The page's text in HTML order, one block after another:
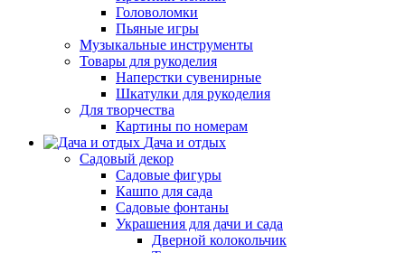
Головоломки
Пьяные игры
Музыкальные инструменты
Товары для рукоделия
Наперстки сувенирные
Шкатулки для рукоделия
Для творчества
Картины по номерам
Дача и отдых
Садовый декор
Садовые фигуры
Кашпо для сада
Садовые фонтаны
Украшения для дачи и сада
Дверной колокольчик